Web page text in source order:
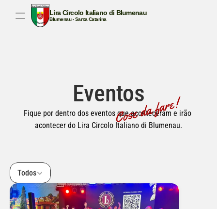
Lira Circolo Italiano di Blumenau
Blumenau - Santa Catarina
Eventos
Cose da fare!
Fique por dentro dos eventos que aconteceram e irão
acontecer do Lira Circolo Italiano di Blumenau.
Todos